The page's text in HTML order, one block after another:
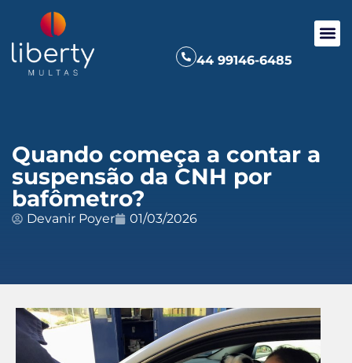
44 99146-6485
Quando começa a contar a
suspensão da CNH por
bafômetro?
Devanir Poyer 01/03/2026